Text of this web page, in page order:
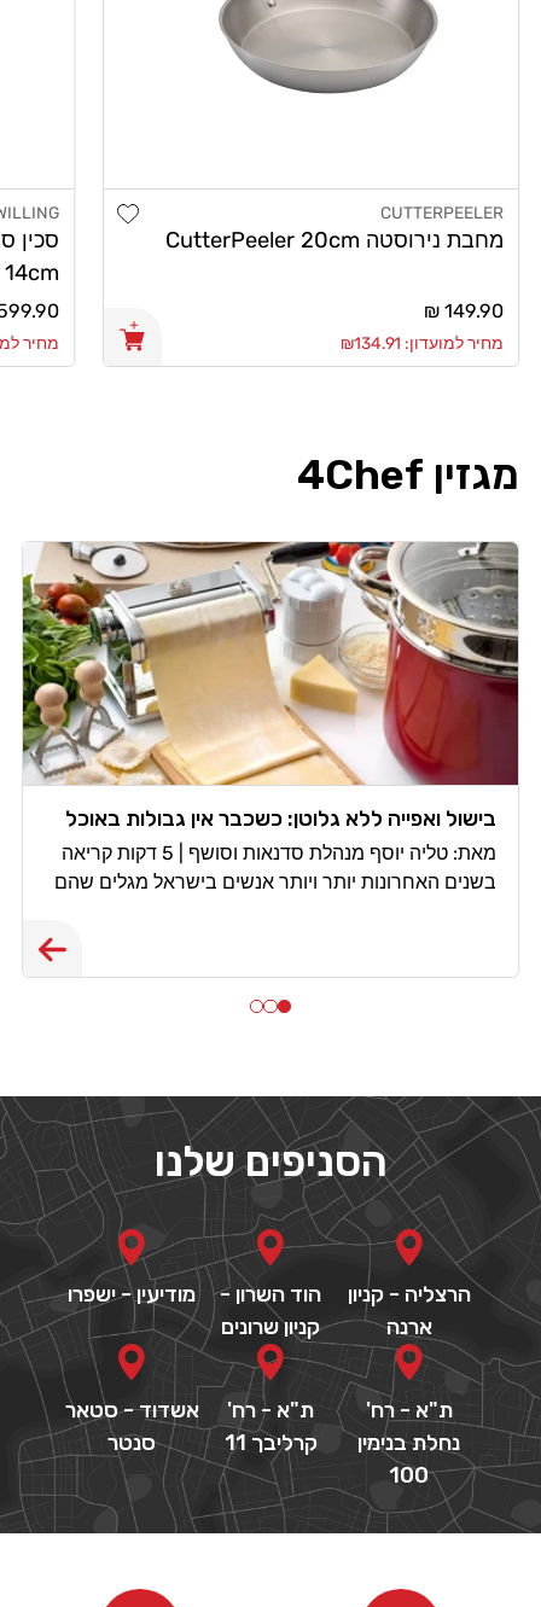
מוֹכֵר:
CUTTERPEELER
מחבת נירוסטה CutterPeeler 20cm
מחיר
רגיל
149.90 ₪
מחיר למועדון: ₪134.91
Add wishlist
מוֹכֵר:
14cm
מחיר
רגיל
₪
מחיר
מגזין 4Chef
בישול ואפייה ללא גלוטן: כשכבר אין גבולות באוכל
מאת: טליה יוסף מנהלת סדנאות וסושף | 5 דקות קריאה
בשנים האחרונות יותר ויותר אנשים בישראל מגלים שהם
הסניפים שלנו
הרצליה - קניון
ארנה
הוד השרון -
קניון שרונים
מודיעין - ישפרו
ת"א - רח'
נחלת בנימין
100
ת"א - רח'
קרליבך 11
אשדוד - סטאר
סנטר